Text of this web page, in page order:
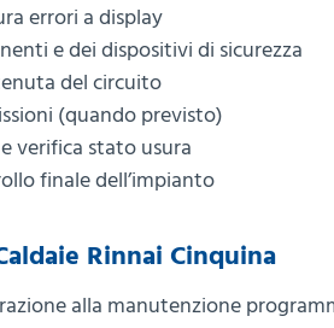
errori a display
e dei dispositivi di sicurezza
del circuito
(quando previsto)
verifica stato usura
finale dell’impianto
Rinnai Cinquina
alla manutenzione